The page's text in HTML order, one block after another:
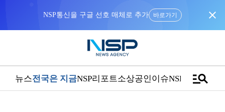
NSP통신을 구글 선호 매체로 추가 바로가기 close
뉴스전국은 지금NSP리포트소상공인이슈NSPTVmanage_search